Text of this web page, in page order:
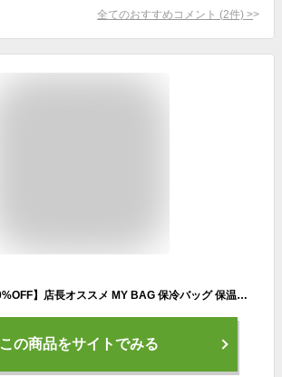
全てのおすすめコメント (2件) >
【スーパーSALE10%OFF】店長オススメ MY BAG 保冷バッグ 保温バッグ クーラーバッグ ランチバッグ 2way ショルダーバッグ トート 防水ナイロン 折りたたみ 大容量 アウトドア キャンプ 花見 行楽 3色選 新生活 父の日 誕生日 クリスマス 実用的 ギフト プレゼント
この商品をサイトでみる